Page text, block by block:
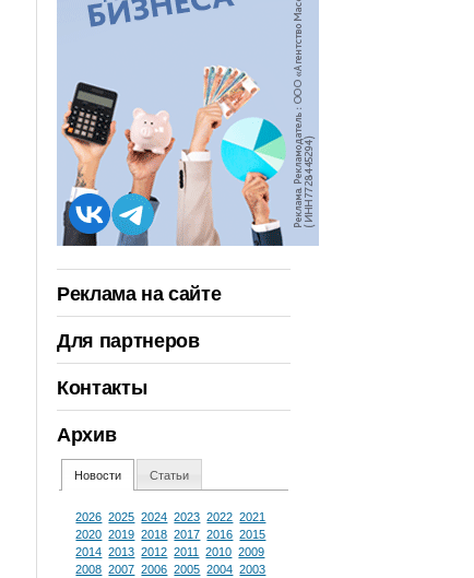
Реклама на сайте
Для партнеров
Контакты
Архив
Новости Статьи
2026 2025 2024 2023 2022 2021
2020 2019 2018 2017 2016 2015
2014 2013 2012 2011 2010 2009
2008 2007 2006 2005 2004 2003